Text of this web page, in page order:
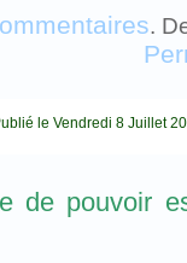
.
le Vendredi 8 Juillet
de pouvoir